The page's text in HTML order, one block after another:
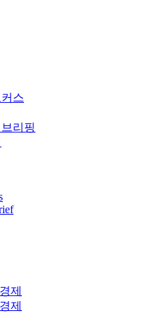
스
리핑
제
제